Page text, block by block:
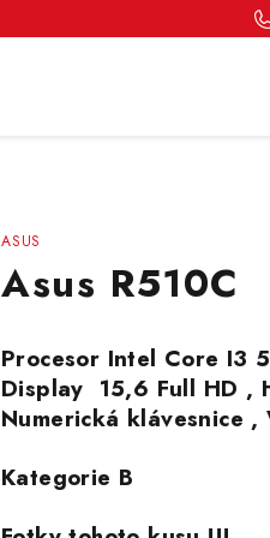
ASUS
Asus R510C
Procesor Intel Core I3
Display 15,6 Full HD ,
Numerická klávesnice ,
Kategorie B